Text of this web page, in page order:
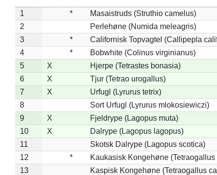
1 *
Masaistruds (Struthio camelus)
2
Perlehøne (Numida meleagris)
3
*
Californisk Topvagtel (Callipepla
4
*
Bobwhite (Colinus virginianus)
5
X
Hjerpe (Tetrastes bonasia)
6
X
Tjur (Tetrao urogallus)
7
X
Urfugl (Lyrurus tetrix)
8
Sort Urfugl (Lyrurus mlokosiewiczi)
9
X
Fjeldrype (Lagopus muta)
10
X
Dalrype (Lagopus lagopus)
11
Skotsk Dalrype (Lagopus scotica)
12
*
Kaukasisk Kongehøne
13
Kaspisk Kongehøne (Tetraogallus